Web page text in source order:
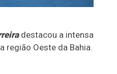
destacou a intensa
região Oeste da Bahia.